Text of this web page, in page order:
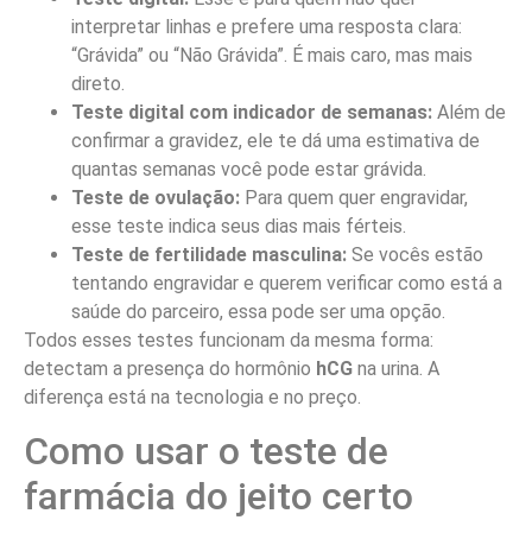
interpretar linhas e prefere uma resposta clara:
“Grávida” ou “Não Grávida”. É mais caro, mas mais
direto.
Teste digital com indicador de semanas: Além de
confirmar a gravidez, ele te dá uma estimativa de
quantas semanas você pode estar grávida.
Teste de ovulação: Para quem quer engravidar,
esse teste indica seus dias mais férteis.
Teste de fertilidade masculina: Se vocês estão
tentando engravidar e querem verificar como está a
saúde do parceiro, essa pode ser uma opção.
Todos esses testes funcionam da mesma forma:
detectam a presença do hormônio hCG na urina. A
diferença está na tecnologia e no preço.
Como usar o teste de
farmácia do jeito certo